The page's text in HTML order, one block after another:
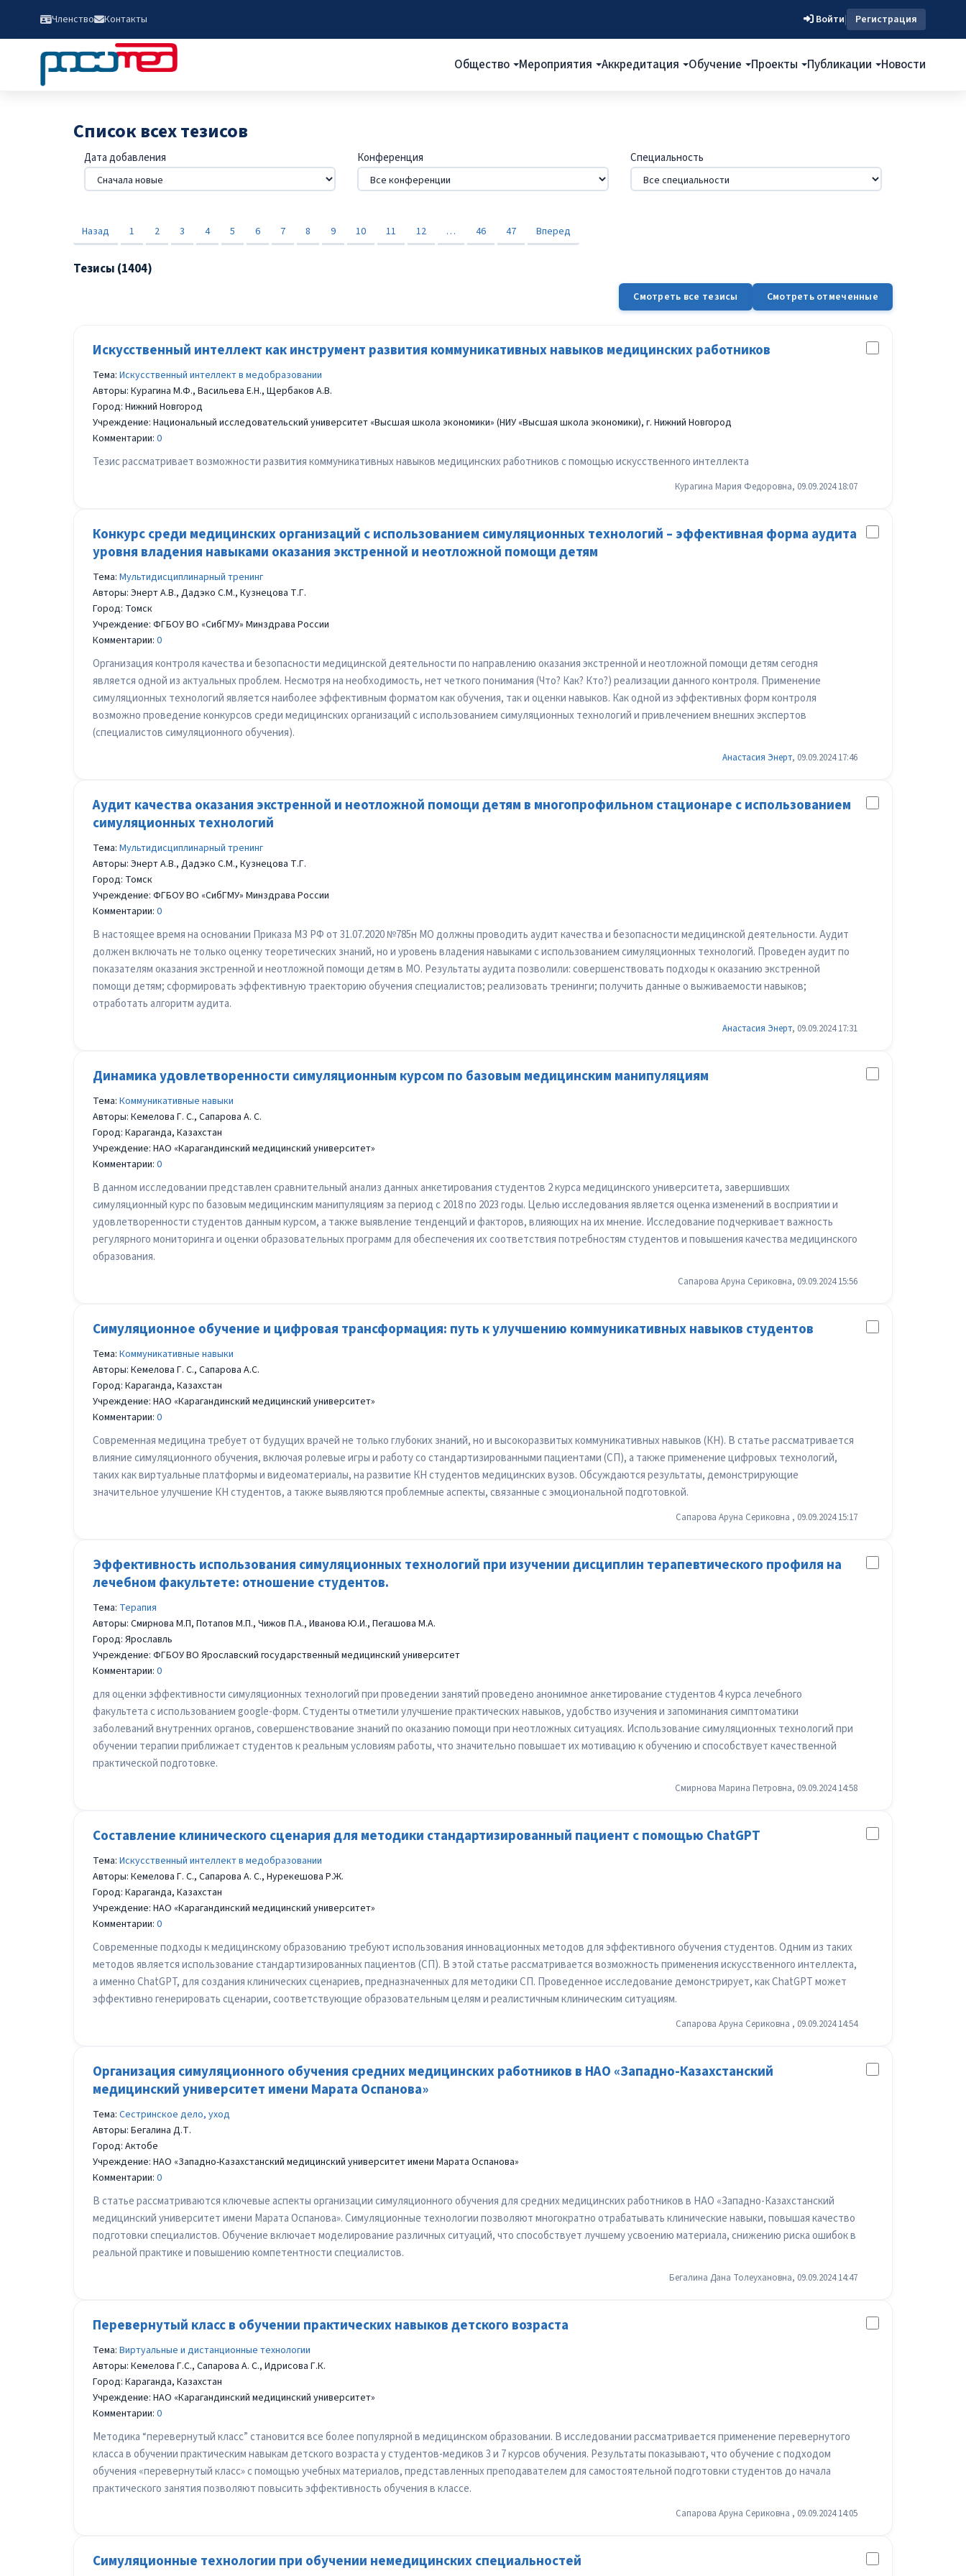
Членство Контакты Войти| Регистрация
Общество Мероприятия Аккредитация Обучение Проекты Публикации Новости
Список всех тезисов
Дата добавления Конференция Специальность
Назад 1 2 3 4 5 6 7 8 9 10 11 12 … 46 47 Вперед
Тезисы (1404)
Смотреть все тезисы Смотреть отмеченные
Искусственный интеллект как инструмент развития коммуникативных навыков медицинских работников
Тема: Искусственный интеллект в медобразовании
Авторы: Курагина М.Ф., Васильева Е.Н., Щербаков А.В.
Город: Нижний Новгород
Учреждение: Национальный исследовательский университет «Высшая школа экономики» (НИУ «Высшая школа экономики), г. Нижний Новгород
Комментарии: 0
Тезис рассматривает возможности развития коммуникативных навыков медицинских работников с помощью искусственного интеллекта
Курагина Мария Федоровна, 09.09.2024 18:07
Конкурс среди медицинских организаций с использованием симуляционных технологий – эффективная форма аудита
уровня владения навыками оказания экстренной и неотложной помощи детям
Тема: Мультидиcциплинарный тренинг
Авторы: Энерт А.В., Дадэко С.М., Кузнецова Т.Г.
Город: Томск
Учреждение: ФГБОУ ВО «СибГМУ» Минздрава России
Комментарии: 0
Организация контроля качества и безопасности медицинской деятельности по направлению оказания экстренной и неотложной помощи детям сегодня
является одной из актуальных проблем. Несмотря на необходимость, нет четкого понимания (Что? Как? Кто?) реализации данного контроля. Применение
симуляционных технологий является наиболее эффективным форматом как обучения, так и оценки навыков. Как одной из эффективных форм контроля
возможно проведение конкурсов среди медицинских организаций с использованием симуляционных технологий и привлечением внешних экспертов
(специалистов симуляционного обучения).
Анастасия Энерт, 09.09.2024 17:46
Аудит качества оказания экстренной и неотложной помощи детям в многопрофильном стационаре с использованием
симуляционных технологий
Тема: Мультидиcциплинарный тренинг
Авторы: Энерт А.В., Дадэко С.М., Кузнецова Т.Г.
Город: Томск
Учреждение: ФГБОУ ВО «СибГМУ» Минздрава России
Комментарии: 0
В настоящее время на основании Приказа МЗ РФ от 31.07.2020 №785н МО должны проводить аудит качества и безопасности медицинской деятельности. Аудит
должен включать не только оценку теоретических знаний, но и уровень владения навыками с использованием симуляционных технологий. Проведен аудит по
показателям оказания экстренной и неотложной помощи детям в МО. Результаты аудита позволили: совершенствовать подходы к оказанию экстренной
помощи детям; сформировать эффективную траекторию обучения специалистов; реализовать тренинги; получить данные о выживаемости навыков;
отработать алгоритм аудита.
Анастасия Энерт, 09.09.2024 17:31
Динамика удовлетворенности симуляционным курсом по базовым медицинским манипуляциям
Тема: Коммуникативные навыки
Авторы: Кемелова Г. С., Сапарова А. С.
Город: Караганда, Казахстан
Учреждение: НАО «Карагандинский медицинский университет»
Комментарии: 0
В данном исследовании представлен сравнительный анализ данных анкетирования студентов 2 курса медицинского университета, завершивших
симуляционный курс по базовым медицинским манипуляциям за период с 2018 по 2023 годы. Целью исследования является оценка изменений в восприятии и
удовлетворенности студентов данным курсом, а также выявление тенденций и факторов, влияющих на их мнение. Исследование подчеркивает важность
регулярного мониторинга и оценки образовательных программ для обеспечения их соответствия потребностям студентов и повышения качества медицинского
образования.
Сапарова Аруна Сериковна, 09.09.2024 15:56
Симуляционное обучение и цифровая трансформация: путь к улучшению коммуникативных навыков студентов
Тема: Коммуникативные навыки
Авторы: Кемелова Г. С., Сапарова А.С.
Город: Караганда, Казахстан
Учреждение: НАО «Карагандинский медицинский университет»
Комментарии: 0
Современная медицина требует от будущих врачей не только глубоких знаний, но и высокоразвитых коммуникативных навыков (КН). В статье рассматривается
влияние симуляционного обучения, включая ролевые игры и работу со стандартизированными пациентами (СП), а также применение цифровых технологий,
таких как виртуальные платформы и видеоматериалы, на развитие КН студентов медицинских вузов. Обсуждаются результаты, демонстрирующие
значительное улучшение КН студентов, а также выявляются проблемные аспекты, связанные с эмоциональной подготовкой.
Сапарова Аруна Сериковна , 09.09.2024 15:17
Эффективность использования симуляционных технологий при изучении дисциплин терапевтического профиля на
лечебном факультете: отношение студентов.
Тема: Терапия
Авторы: Смирнова М.П, Потапов М.П., Чижов П.А., Иванова Ю.И., Пегашова М.А.
Город: Ярославль
Учреждение: ФГБОУ ВО Ярославский государственный медицинский университет
Комментарии: 0
для оценки эффективности симуляционных технологий при проведении занятий проведено анонимное анкетирование студентов 4 курса лечебного
факультета с использованием google-форм. Студенты отметили улучшение практических навыков, удобство изучения и запоминания симптоматики
заболеваний внутренних органов, совершенствование знаний по оказанию помощи при неотложных ситуациях. Использование симуляционных технологий при
обучении терапии приближает студентов к реальным условиям работы, что значительно повышает их мотивацию к обучению и способствует качественной
практической подготовке.
Смирнова Марина Петровна, 09.09.2024 14:58
Составление клинического сценария для методики стандартизированный пациент с помощью ChatGPT
Тема: Искусственный интеллект в медобразовании
Авторы: Кемелова Г. С., Сапарова А. С., Нурекешова Р.Ж.
Город: Караганда, Казахстан
Учреждение: НАО «Карагандинский медицинский университет»
Комментарии: 0
Современные подходы к медицинскому образованию требуют использования инновационных методов для эффективного обучения студентов. Одним из таких
методов является использование стандартизированных пациентов (СП). В этой статье рассматривается возможность применения искусственного интеллекта,
а именно ChatGPT, для создания клинических сценариев, предназначенных для методики СП. Проведенное исследование демонстрирует, как ChatGPT может
эффективно генерировать сценарии, соответствующие образовательным целям и реалистичным клиническим ситуациям.
Сапарова Аруна Сериковна , 09.09.2024 14:54
Организация симуляционного обучения средних медицинских работников в НАО «Западно-Казахстанский
медицинский университет имени Марата Оспанова»
Тема: Сестринское дело, уход
Авторы: Бегалина Д.Т.
Город: Актобе
Учреждение: НАО «Западно-Казахстанский медицинский университет имени Марата Оспанова»
Комментарии: 0
В статье рассматриваются ключевые аспекты организации симуляционного обучения для средних медицинских работников в НАО «Западно-Казахстанский
медицинский университет имени Марата Оспанова». Симуляционные технологии позволяют многократно отрабатывать клинические навыки, повышая качество
подготовки специалистов. Обучение включает моделирование различных ситуаций, что способствует лучшему усвоению материала, снижению риска ошибок в
реальной практике и повышению компетентности специалистов.
Бегалина Дана Толеухановна, 09.09.2024 14:47
Перевернутый класс в обучении практических навыков детского возраста
Тема: Виртуальные и дистанционные технологии
Авторы: Кемелова Г.С., Сапарова А. С., Идрисова Г.К.
Город: Караганда, Казахстан
Учреждение: НАО «Карагандинский медицинский университет»
Комментарии: 0
Методика “перевернутый класс” становится все более популярной в медицинском образовании. В исследовании рассматривается применение перевернутого
класса в обучении практическим навыкам детского возраста у студентов-медиков 3 и 7 курсов обучения. Результаты показывают, что обучение с подходом
обучения «перевернутый класс» с помощью учебных материалов, представленных преподавателем для самостоятельной подготовки студентов до начала
практического занятия позволяют повысить эффективность обучения в классе.
Сапарова Аруна Сериковна , 09.09.2024 14:05
Симуляционные технологии при обучении немедицинских специальностей